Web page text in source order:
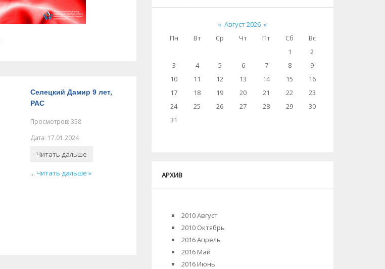
Селецкий Дамир 9 лет,
РАС
Просмотров: 358
Дата: 17.01.2024
Читать дальше
... Читать дальше »
« Август 2026 »
Пн
Вт Ср Чт Пт Сб
Вс
1
2
3
4 5 6 7 8
9
10
11 12 13 14 15
16
17
18 19 20 21 22
23
24
25 26 27 28 29
30
31
АРХИВ
2010 Август
2010 Октябрь
2016 Апрель
2016 Май
2016 Июнь